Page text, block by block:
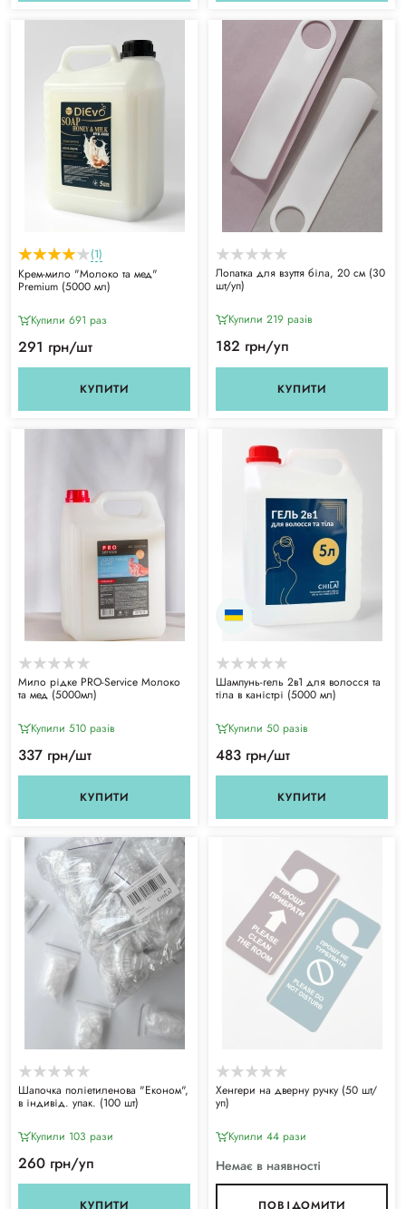
(1)
Крем-мило "Молоко та мед"
Premium (5000 мл)
Купили 691 раз
291 грн/шт
КУПИТИ
Лопатка для взуття біла, 20 см (30
шт/уп)
Купили 219 разiв
182 грн/уп
КУПИТИ
Мило рідке PRO-Service Молоко
та мед (5000мл)
Купили 510 разiв
337 грн/шт
КУПИТИ
Шампунь-гель 2в1 для волосся та
тіла в каністрі (5000 мл)
Купили 50 разiв
483 грн/шт
КУПИТИ
Шапочка поліетиленова "Економ",
в індивід. упак. (100 шт)
Купили 103 рази
260 грн/уп
КУПИТИ
Хенгери на дверну ручку (50 шт/
уп)
Купили 44 рази
Немає в наявності
ПОВІДОМИТИ